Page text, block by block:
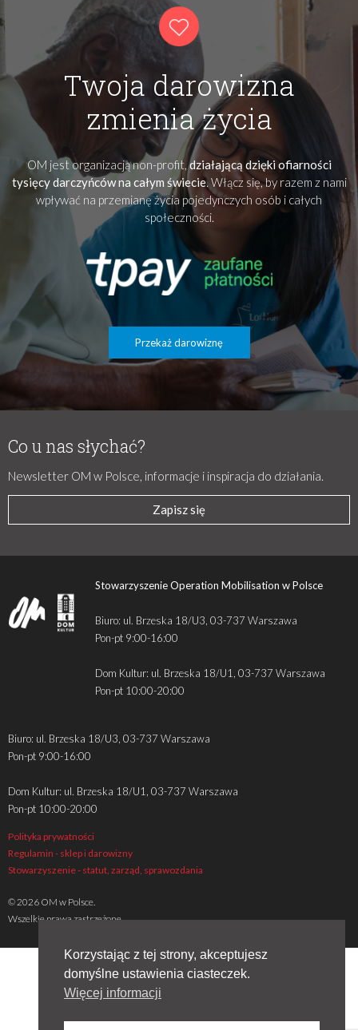
Twoja darowizna
zmienia życia
OM jest organizacją non-profit,działającą dzięki ofiarności
tysięcy darczyńców na całym świecie. Włącz się, by razem z nami
wpływać na przemianę życia pojedynczych osób i całych
społeczności.
Przekaż darowiznę
Co u nas słychać?
Newsletter OM w Polsce, informacje i inspiracja do działania.
Zapisz się
Stowarzyszenie Operation Mobilisation w Polsce
Biuro: ul. Brzeska 18/U3, 03-737 Warszawa
Pon-pt 9:00-16:00
Dom Kultur: ul. Brzeska 18/U1, 03-737 Warszawa
Pon-pt 10:00-20:00
Biuro: ul. Brzeska 18/U3, 03-737 Warszawa
Pon-pt 9:00-16:00
Dom Kultur: ul. Brzeska 18/U1, 03-737 Warszawa
Pon-pt 10:00-20:00
Polityka prywatności
Regulamin - sklep i darowizny
Stowarzyszenie - statut, zarząd, sprawozdania
© 2026 OM w Polsce.
Wszelkie prawa zastrzeżone
Korzystając z tej strony, akceptujesz
domyślne ustawienia ciasteczek.
Więcej informacji